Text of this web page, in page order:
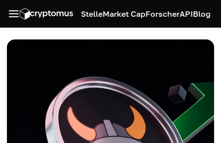
StelleMarket CapForscherAPIBlog